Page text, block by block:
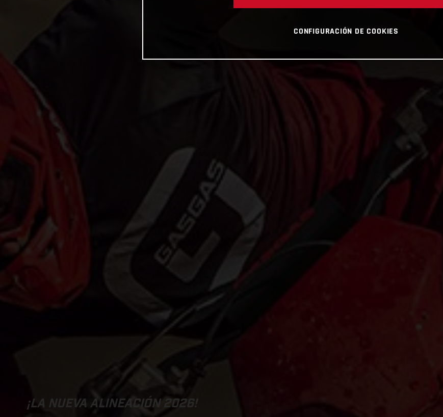
¡LA NUEVA ALINEACIÓN 2026!
CONFIGURACIÓN DE COOKIES